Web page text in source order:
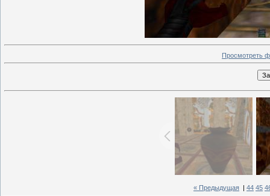
Просмотреть
« Предыдущая 44 45